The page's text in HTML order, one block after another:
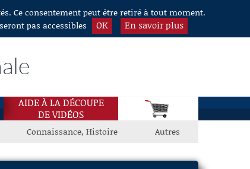
Ce consentement peut être retiré à tout moment.
pas accessibles
OK En savoir plus
AIDE À LA DÉCOUPE
DE VIDÉOS
Connaissance, Histoire Autres